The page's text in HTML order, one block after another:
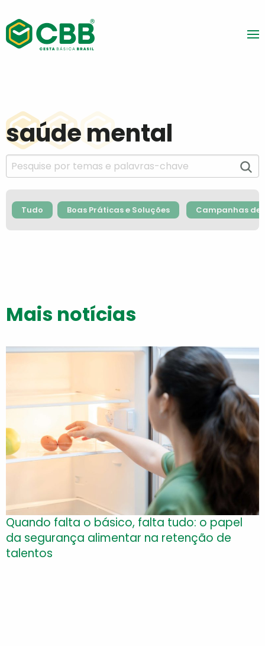
saúde mental
Tudo Boas Práticas e Soluções Campanhas de
Mais notícias
Quando falta o básico, falta tudo: o papel
da segurança alimentar na retenção de
talentos